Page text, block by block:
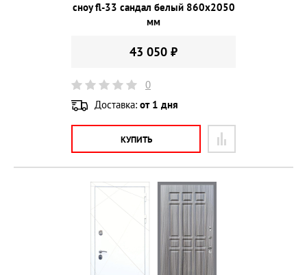
сноу fl-33 сандал белый 860х2050
мм
43 050 ₽
0
Доставка: от 1 дня
КУПИТЬ